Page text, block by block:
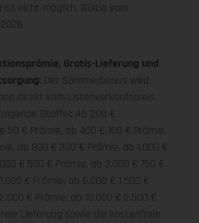
ist nicht möglich. Gültig vom
Gratis-Lieferung und
: Der Sommerbonus wird
direkt vom Listenverkaufspreis
Staffel: Ab 200 €
50 € Prämie, ab 400 € 100 € Prämie,
ab 800 € 200 € Prämie, ab 1.000 €
€ 500 € Prämie, ab 3.000 € 750 €
€ Prämie, ab 6.000 € 1.500 €
€ Prämie, ab 10.000 € 2.500 €
Lieferung sowie die kostenfreie